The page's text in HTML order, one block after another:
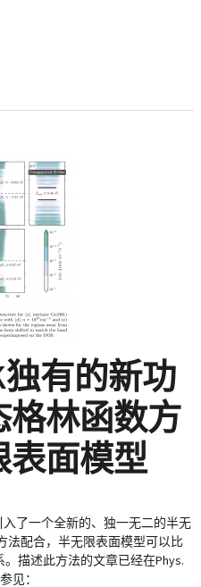
有的新功
格林函数方
表面模型
入了一个全新的、独一无二的半无
法配合，半无限表面模型可以比
描述此方法的文章已经在Phys.
见：